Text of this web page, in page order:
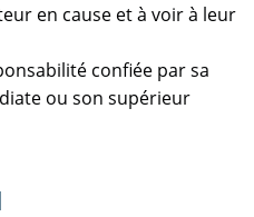
en cause et à voir à leur
confiée par sa
ou son supérieur